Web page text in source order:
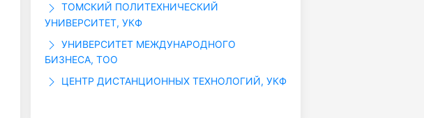
ТОМСКИЙ ПОЛИТЕХНИЧЕСКИЙ
УНИВЕРСИТЕТ, УКФ
УНИВЕРСИТЕТ МЕЖДУНАРОДНОГО
БИЗНЕСА, ТОО
ЦЕНТР ДИСТАНЦИОННЫХ ТЕХНОЛОГИЙ, УКФ